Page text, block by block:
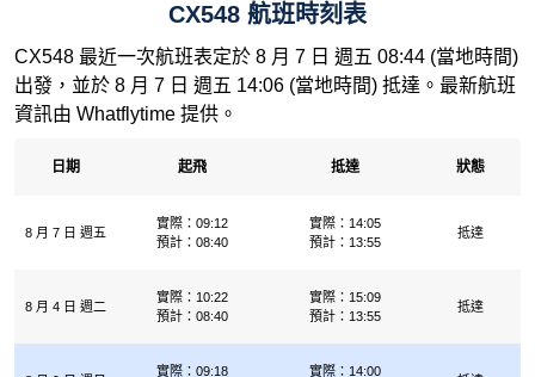
CX548 航班時刻表
CX548 最近一次航班表定於 8 月 7 日 週五 08:44 (當地時間)
出發，並於 8 月 7 日 週五 14:06 (當地時間) 抵達。最新航班
資訊由 Whatflytime 提供。
日期 起飛 抵達 狀態
8 月 7 日 週五
實際：09:12
預計：08:40
實際：14:05
預計：13:55
抵達
8 月 4 日 週二
實際：10:22
預計：08:40
實際：15:09
預計：13:55
抵達
實際：09:18
實際：14:00